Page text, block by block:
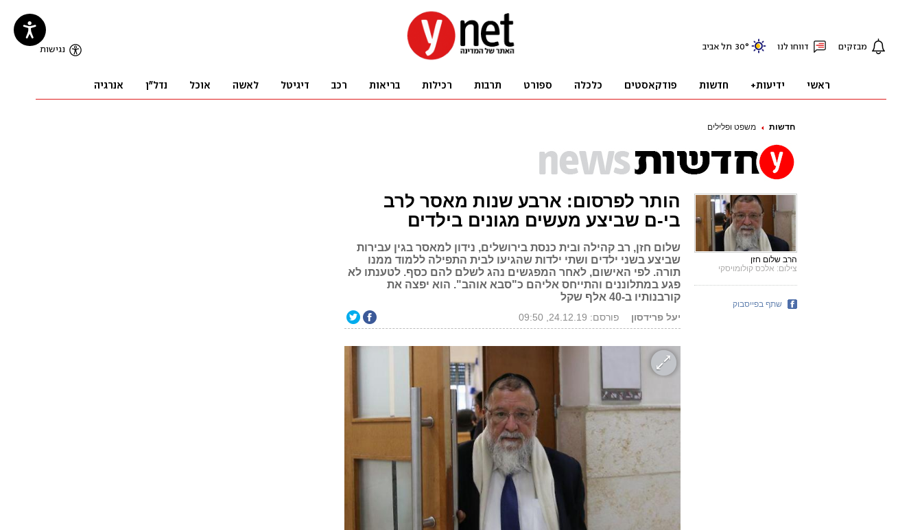
חדשות משפט ופלילים
הותר לפרסום: ארבע שנות מאסר לרב
בי-ם שביצע מעשים מגונים בילדים
שלום חזן, רב קהילה ובית כנסת בירושלים, נידון למאסר בגין עבירות
שביצע בשני ילדים ושתי ילדות שהגיעו לבית התפילה ללמוד ממנו
תורה. לפי האישום, לאחר המפגשים נהג לשלם להם כסף. לטענתו לא
פגע במתלוננים והתייחס אליהם כ"סבא אוהב". הוא יפצה את
קורבנותיו ב-40 אלף שקל
יעל פרידסון פורסם: 24.12.19, 09:50
הרב שלום חזן
צילום: אלכס קולומויסקי
שתף בפייסבוק